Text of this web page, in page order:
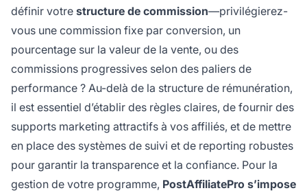
définir votre structure de commission—privilégierez-
vous une commission fixe par conversion, un
pourcentage sur la valeur de la vente, ou des
commissions progressives selon des paliers de
performance ? Au-delà de la structure de rémunération,
il est essentiel d’établir des règles claires, de fournir des
supports marketing attractifs à vos affiliés, et de mettre
en place des systèmes de suivi et de reporting robustes
pour garantir la transparence et la confiance. Pour la
gestion de votre programme, PostAffiliatePro s’impose